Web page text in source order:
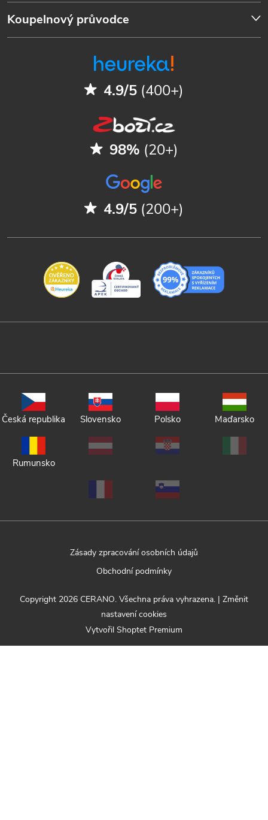
Koupelnový průvodce
4.9/5 (400+)
98% (20+)
4.9/5 (200+)
Česká republika Slovensko Polsko Maďarsko
Rumunsko
Zásady zpracování osobních údajů
Obchodní podmínky
Vytvořil Shoptet Premium
Copyright 2026 CERANO. Všechna práva vyhrazena. | Změnit
nastavení cookies